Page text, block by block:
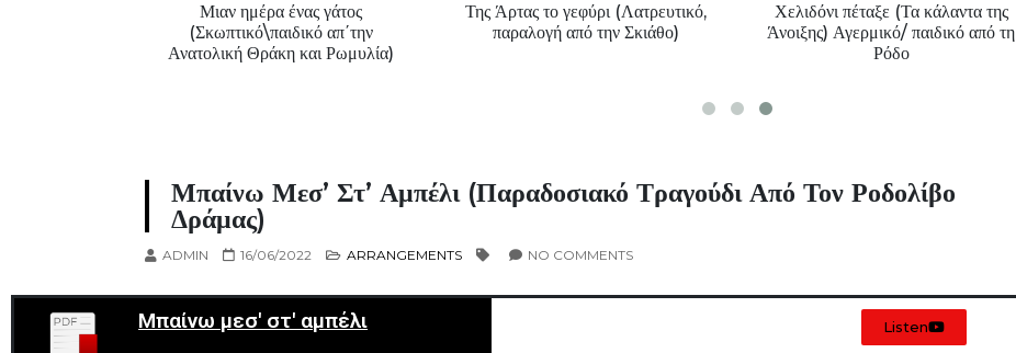
Μιαν ημέρα ένας γάτος
(Σκωπτικό\παιδικό απ΄την
Ανατολική Θράκη και Ρωμυλία)
Της Άρτας το γεφύρι (Λατρευτικό,
παραλογή από την Σκιάθο)
Χελιδόνι πέταξε (Τα κάλαντα της
Άνοιξης) Αγερμικό/ παιδικό από τη
Ρόδο
Μπαίνω Μεσ’ Στ’ Αμπέλι (Παραδοσιακό Τραγούδι Από Τον Ροδολίβο
Δράμας)
ADMIN 16/06/2022 ARRANGEMENTS NO COMMENTS
Μπαίνω μεσ' στ' αμπέλι
Listen